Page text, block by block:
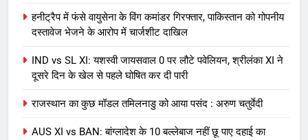
हनीट्रैप में फंसे वायुसेना के विंग कमांडर गिरफ्तार, पाकिस्तान को गोपनीय
दस्तावेज भेजने के आरोप में चार्जशीट दाखिल
IND vs SL XI: यशस्वी जायसवाल 0 पर लौटे पवेलियन, श्रीलंका XI ने
दूसरे दिन के खेल से पहले घोषित कर दी पारी
राजस्थान का कुछ मॉडल तमिलनाडु को आया पसंद : अरुण चतुर्वेदी
AUS XI vs BAN: बांग्लादेश के 10 बल्लेबाज नहीं छू पाए दहाई का